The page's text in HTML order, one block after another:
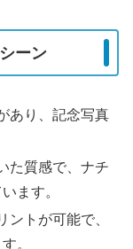
ーン
あり、記念写真
た質感で、ナチ
ます。
ントが可能で、
。